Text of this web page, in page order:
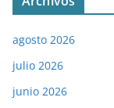
agosto 2026
julio 2026
junio 2026